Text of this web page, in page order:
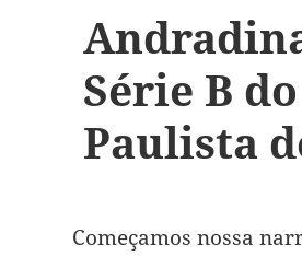
Série B
Paulista
Começamos nossa